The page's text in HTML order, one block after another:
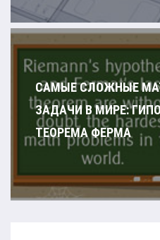
САМЫЕ СЛОЖНЫЕ
ЗАДАЧИ В МИРЕ:
ТЕОРЕМА ФЕРМА